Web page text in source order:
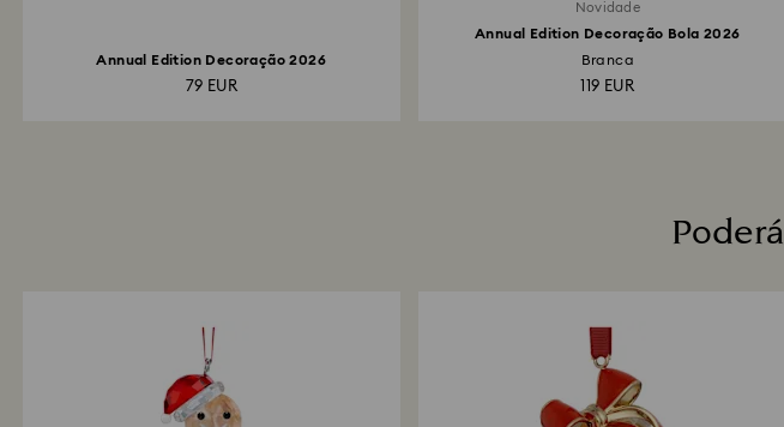
Annual Edition Decoração 2026
79 EUR
Novidade
Annual Edition Decoração Bola 2026
Branca
119 EUR